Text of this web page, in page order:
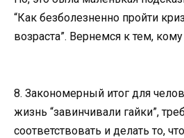
“Как безболезненно пройти
возраста”. Вернемся к тем,
8. Закономерный итог для
жизнь “завинчивали гайки”,
соответствовать и делать то,